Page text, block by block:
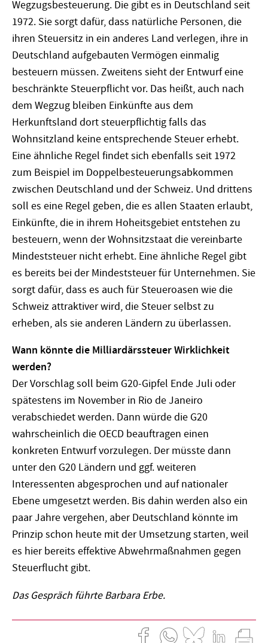
Wegzugsbesteuerung. Die gibt es in Deutschland seit
1972. Sie sorgt dafür, dass natürliche Personen, die
ihren Steuersitz in ein anderes Land verlegen, ihre in
Deutschland aufgebauten Vermögen einmalig
besteuern müssen. Zweitens sieht der Entwurf eine
beschränkte Steuerpflicht vor. Das heißt, auch nach
dem Wegzug bleiben Einkünfte aus dem
Herkunftsland dort steuerpflichtig falls das
Wohnsitzland keine entsprechende Steuer erhebt.
Eine ähnliche Regel findet sich ebenfalls seit 1972
zum Beispiel im Doppelbesteuerungsabkommen
zwischen Deutschland und der Schweiz. Und drittens
soll es eine Regel geben, die es allen Staaten erlaubt,
Einkünfte, die in ihrem Hoheitsgebiet entstehen zu
besteuern, wenn der Wohnsitzstaat die vereinbarte
Mindeststeuer nicht erhebt. Eine ähnliche Regel gibt
es bereits bei der Mindeststeuer für Unternehmen. Sie
sorgt dafür, dass es auch für Steueroasen wie die
Schweiz attraktiver wird, die Steuer selbst zu
erheben, als sie anderen Ländern zu überlassen.
Wann könnte die Milliardärssteuer Wirklichkeit
werden?
Der Vorschlag soll beim G20-Gipfel Ende Juli oder
spätestens im November in Rio de Janeiro
verabschiedet werden. Dann würde die G20
wahrscheinlich die OECD beauftragen einen
konkreten Entwurf vorzulegen. Der müsste dann
unter den G20 Ländern und ggf. weiteren
Interessenten abgesprochen und auf nationaler
Ebene umgesetzt werden. Bis dahin werden also ein
paar Jahre vergehen, aber Deutschland könnte im
Prinzip schon heute mit der Umsetzung starten, weil
es hier bereits effektive Abwehrmaßnahmen gegen
Steuerflucht gibt.
Das Gespräch führte Barbara Erbe.